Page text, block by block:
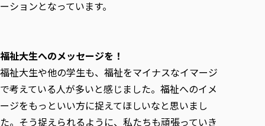
ーションとなっています。
福祉大生へのメッセージを！
福祉大生や他の学生も、福祉をマイナスなイマージ
で考えている人が多いと感じました。福祉へのイメ
ージをもっといい方に捉えてほしいなと思いまし
た。そう捉えられるように、私たちも頑張っていき